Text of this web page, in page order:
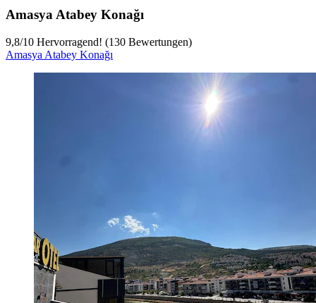
Amasya Atabey Konağı
9,8/10 Hervorragend! (130 Bewertungen)
Amasya Atabey Konağı